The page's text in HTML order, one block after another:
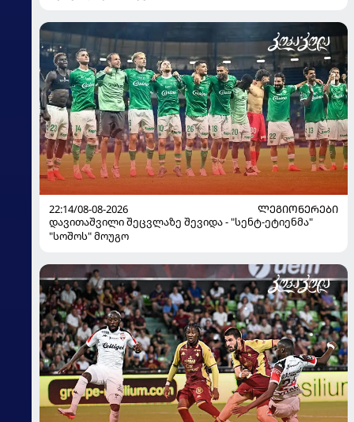
22:14/08-08-2026
ᲚᲔᲒᲘᲝᲜᲔᲠᲔᲑᲘ
დავითაშვილი შეცვლაზე შევიდა - "სენტ-ეტიენმა"
"სოშოს" მოუგო